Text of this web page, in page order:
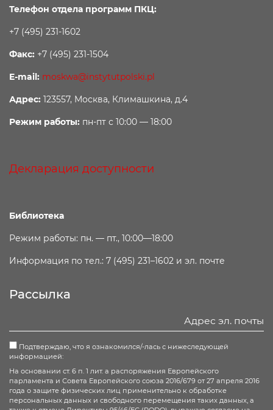
Телефон отдела программ ПКЦ:
+7 (495) 231-1602
Факс: +7 (495) 231-1504
E-mail: moskwa@instytutpolski.pl
Адрес: 123557, Москва, Климашкина, д.4
Режим работы: пн-пт с 10:00 — 18:00
Декларация доступности
Библиотека
Режим работы: пн. — пт., 10:00—18:00
Информация по тел.: 7 (495) 231–1602 и эл. почте
Рассылка
Подтверждаю, что я ознакомился/-лась с нижеследующей
информацией:
На основании ст. 6 п. 1 лит. а распоряжения Европейского
парламента и Совета Европейского союза 2016/679 от 27 апреля 2016
года о защите физических лиц применительно к обработке
персональных данных и свободного перемещения таких данных, а